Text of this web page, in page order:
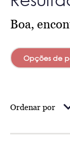
Boa,
Opções de
Ordenar por